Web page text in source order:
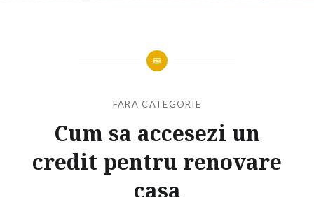
FARA CATEGORIE
Cum sa accesezi un
credit pentru renovare
casa